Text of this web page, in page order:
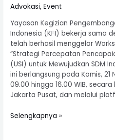
Advokasi,Event
Yayasan Kegizian
Indonesia (KFI) bekerja sama
telah berhasil menggelar
“Strategi Percepatan
(USI) untuk Mewujudkan SDM
ini berlangsung pada Kamis,
09.00 hingga 16.00 WIB,
Jakarta Pusat, dan melalui
Selengkapnya »